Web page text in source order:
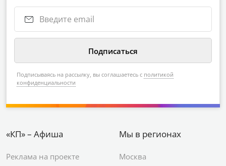
Подписываясь на рассылку, вы соглашаетесь с политикой
конфиденциальности
«КП» – Афиша
Реклама на проекте
Мы в регионах
Москва